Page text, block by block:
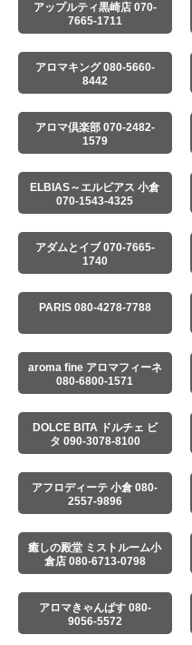
アップルティ黒崎店 070-
7665-1711
アロマキング 080-5660-
8442
アロマ倶楽部 070-2482-
1579
ELBIAS～エルビアス 小倉
070-1543-4325
アダムとイブ 070-7665-
1740
PARIS 080-4278-7788
aroma fine アロマフィーネ
080-6800-1571
DOLCE BITA ドルチェ ビ
タ 090-3078-8100
アフロディーテ 小倉 080-
2557-9896
癒しの殿堂 ミストルーム小
倉店 080-6713-0798
アロマきゃんぱす 080-
9056-5572